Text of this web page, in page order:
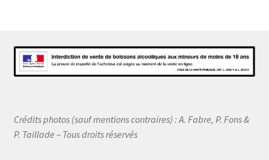
Crédits photos (sauf mentions contraires) : A. Fabre, P. Fons &
P. Taillade – Tous droits réservés